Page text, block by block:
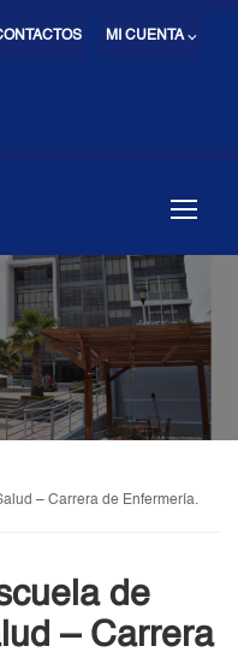
MI CUENTA ⌵
– Carrera de Enfermería.
de
– Carrera